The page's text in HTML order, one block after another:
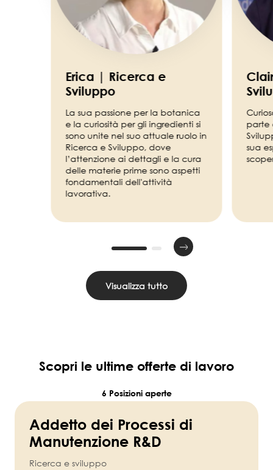
Erica | Ricerca e
Sviluppo
La sua passione per la botanica
e la curiosità per gli ingredienti si
sono unite nel suo attuale ruolo in
Ricerca e Sviluppo, dove
l’attenzione ai dettagli e la cura
delle materie prime sono aspetti
fondamentali dell'attività
lavorativa.
parte
sua
Visualizza tutto
Scopri le ultime offerte di lavoro
6 Posizioni aperte
Addetto dei Processi di
Manutenzione R&D
Ricerca e sviluppo